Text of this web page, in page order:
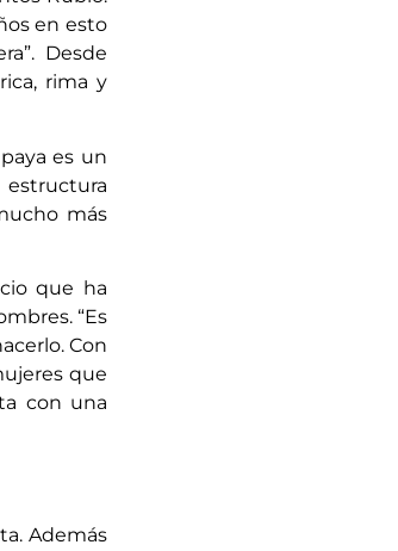
en esto
Desde
rima y
es un
más
que ha
“Es
Con
que
con una
Además